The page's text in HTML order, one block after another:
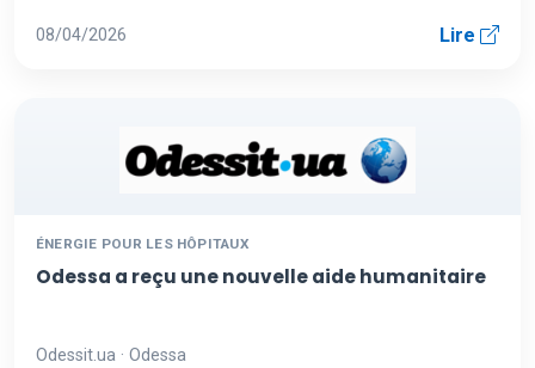
08/04/2026 Lire
ÉNERGIE POUR LES HÔPITAUX
Odessa a reçu une nouvelle aide humanitaire
Odessit.ua · Odessa